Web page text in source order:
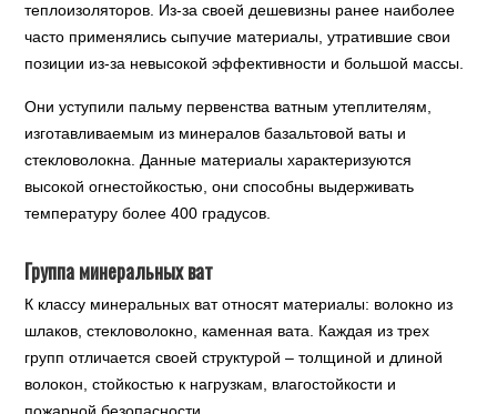
теплоизоляторов. Из-за своей дешевизны ранее наиболее
часто применялись сыпучие материалы, утратившие свои
позиции из-за невысокой эффективности и большой массы.
Они уступили пальму первенства ватным утеплителям,
изготавливаемым из минералов базальтовой ваты и
стекловолокна. Данные материалы характеризуются
высокой огнестойкостью, они способны выдерживать
температуру более 400 градусов.
Группа минеральных ват
К классу минеральных ват относят материалы: волокно из
шлаков, стекловолокно, каменная вата. Каждая из трех
групп отличается своей структурой – толщиной и длиной
волокон, стойкостью к нагрузкам, влагостойкости и